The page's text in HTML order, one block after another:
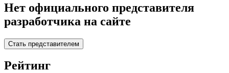
Нет официального представителя
разработчика на сайте
Стать представителем
Рейтинг